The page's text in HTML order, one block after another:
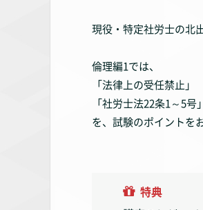
現役・特定社労士の北
倫理編1では、
「法律上の受任禁止」
「社労士法22条1～5号」
を、試験のポイントを
特典